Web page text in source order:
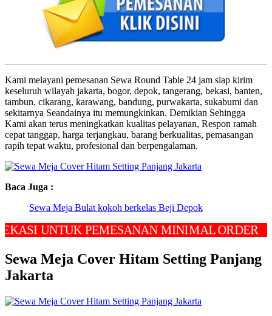
Kami melayani pemesanan Sewa Round Table 24 jam siap kirim
keseluruh wilayah jakarta, bogor, depok, tangerang, bekasi, banten,
tambun, cikarang, karawang, bandung, purwakarta, sukabumi dan
sekitarnya Seandainya itu memungkinkan. Demikian Sehingga
Kami akan terus meningkatkan kualitas pelayanan, Respon ramah
cepat tanggap, harga terjangkau, barang berkualitas, pemasangan
rapih tepat waktu, profesional dan berpengalaman.
Baca Juga :
Sewa Meja Bulat kokoh berkelas Beji Depok
PEMESANAN MINIMAL ORDER
Sewa Meja Cover Hitam Setting Panjang
Jakarta